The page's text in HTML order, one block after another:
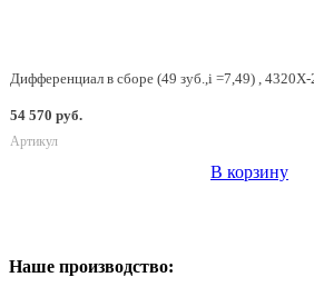
Дифференциал в сборе (49 зуб.,i =7,49) ,
54 570 руб.
Артикул
В корзину
Наше производство: